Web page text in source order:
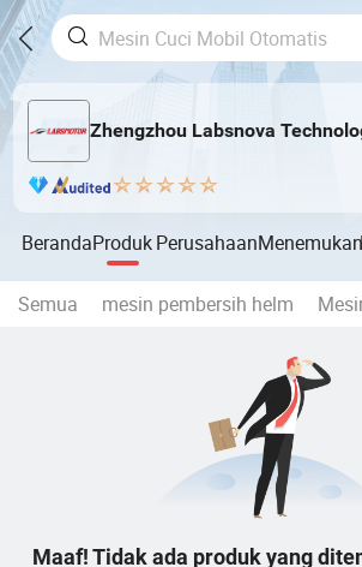
Zhengzhou Labsnova
BerandaProdukPerusahaanMenemukan
Semua mesin pembersih helm
Maaf! Tidak ada produk yang